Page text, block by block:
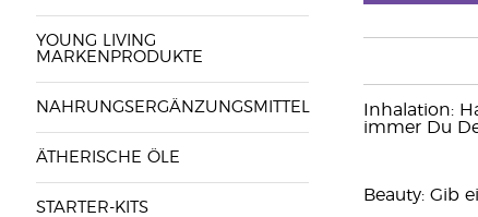
YOUNG LIVING
MARKENPRODUKTE
NAHRUNGSERGÄNZUNGSMITTEL
ÄTHERISCHE ÖLE
STARTER-KITS
Inhalation:
immer Du
Beauty: Gib